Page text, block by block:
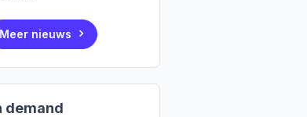
Meer nieuws
demand